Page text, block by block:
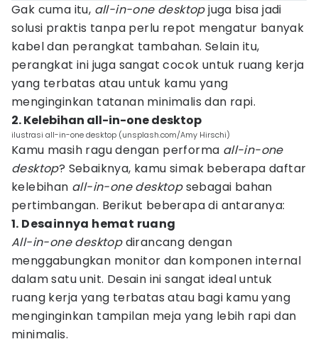
Gak cuma itu, all-in-one desktopjuga bisa jadi
solusi praktis tanpa perlu repot mengatur banyak
kabel dan perangkat tambahan. Selain itu,
perangkat ini juga sangat cocok untuk ruang kerja
yang terbatas atau untuk kamu yang
menginginkan tatanan minimalis dan rapi.
2. Kelebihan all-in-one desktop
ilustrasi all-in-one desktop (unsplash.com/Amy Hirschi)
Kamu masih ragu dengan performa all-in-one
desktop? Sebaiknya, kamu simak beberapa daftar
kelebihan all-in-one desktopsebagai bahan
pertimbangan. Berikut beberapa di antaranya:
1. Desainnya hemat ruang
All-in-one desktopdirancang dengan
menggabungkan monitor dan komponen internal
dalam satu unit. Desain ini sangat ideal untuk
ruang kerja yang terbatas atau bagi kamu yang
menginginkan tampilan meja yang lebih rapi dan
minimalis.